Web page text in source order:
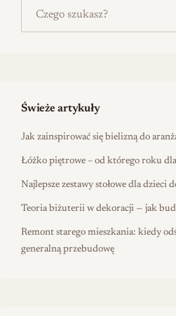
Świeże artykuły
Jak zainspirować się bielizną do
Łóżko piętrowe – od którego roku
Najlepsze zestawy stołowe dla dzieci
Teoria biżuterii w dekoracji — jak
Remont starego mieszkania: kiedy
generalną przebudowę